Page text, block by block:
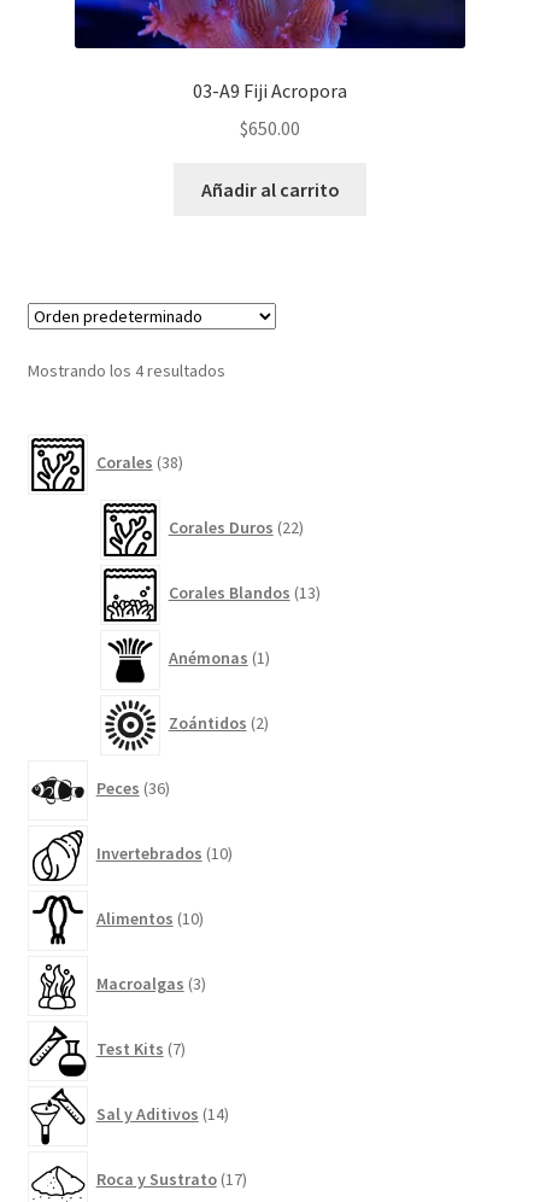
03-A9 Fiji Acropora
$650.00
Añadir al carrito
Mostrando los 4 resultados
Corales 38productos
Corales Duros 22productos
Corales Blandos 13productos
Anémonas 1producto
Zoántidos 2productos
Peces 36productos
Invertebrados 10productos
Alimentos 10productos
Macroalgas 3productos
Test Kits 7productos
Sal y Aditivos 14productos
Roca y Sustrato 17productos